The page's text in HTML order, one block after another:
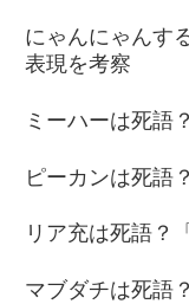
にゃんにゃんす
表現を考察
ミーハーは死語
ピーカンは死語
リア充は死語？
マブダチは死語